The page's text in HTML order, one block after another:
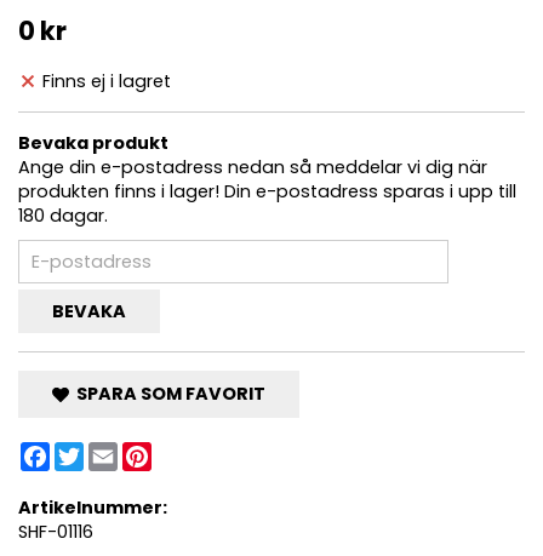
0 kr
Finns ej i lagret
Bevaka produkt
Ange din e-postadress nedan så meddelar vi dig när
produkten finns i lager! Din e-postadress sparas i upp till
180 dagar.
BEVAKA
SPARA SOM FAVORIT
Facebook
Twitter
Email
Artikelnummer:
SHF-01116